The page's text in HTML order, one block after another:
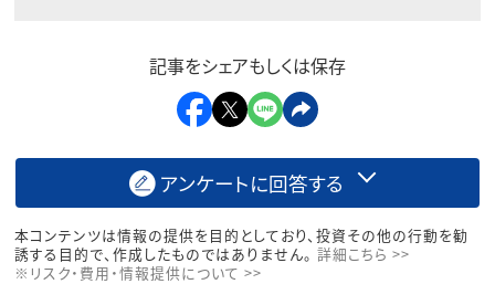
記事をシェアもしくは保存
アンケートに回答する
本コンテンツは情報の提供を目的としており、投資その他の行動を勧
誘する目的で、作成したものではありません。 詳細こちら >>
※リスク・費用・情報提供について >>